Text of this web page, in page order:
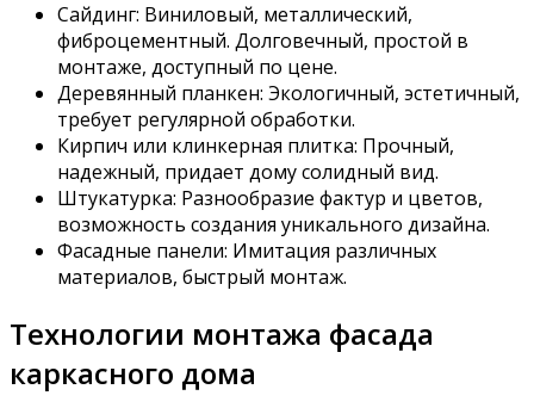
Сайдинг: Виниловый, металлический,
фиброцементный. Долговечный, простой в
монтаже, доступный по цене.
Деревянный планкен: Экологичный, эстетичный,
требует регулярной обработки.
Кирпич или клинкерная плитка: Прочный,
надежный, придает дому солидный вид.
Штукатурка: Разнообразие фактур и цветов,
возможность создания уникального дизайна.
Фасадные панели: Имитация различных
материалов, быстрый монтаж.
Технологии монтажа фасада
каркасного дома